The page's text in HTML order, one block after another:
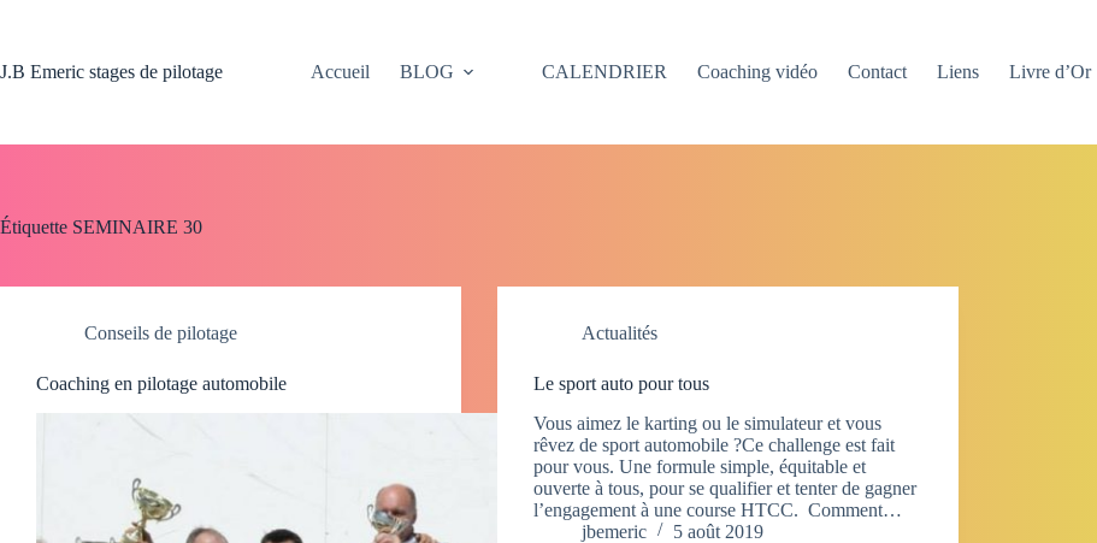
J.B Emeric stages de pilotage
Accueil BLOG CALENDRIER Coaching vidéo Contact Liens Livre d’Or
Étiquette SEMINAIRE 30
Conseils de pilotage
Coaching en pilotage automobile
Actualités
Le sport auto pour tous
Vous aimez le karting ou le simulateur et vous
rêvez de sport automobile ?Ce challenge est fait
pour vous. Une formule simple, équitable et
ouverte à tous, pour se qualifier et tenter de gagner
l’engagement à une course HTCC. Comment…
jbemeric
5 août 2019